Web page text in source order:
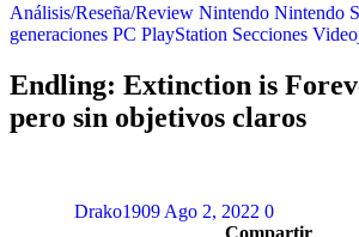
Análisis/Reseña/Review Nintendo Nintendo
generaciones PC PlayStation Secciones
Endling: Extinction is
pero sin objetivos claros
Drako1909 Ago 2, 2022 0
Compartir